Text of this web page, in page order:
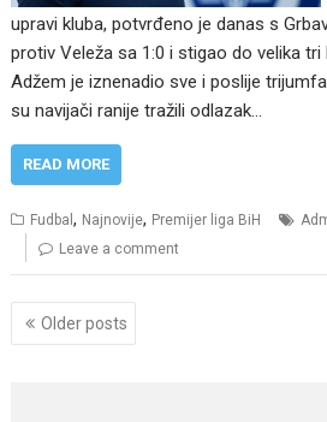
upravi kluba, potvrđeno je danas s
protiv Veleža sa 1:0 i stigao do velika
Adžem je iznenadio sve i poslije
su navijači ranije tražili odlazak…
READ MORE
Fudbal, Najnovije, Premijer liga BiH
Leave a comment
Posts
navigation
Older posts